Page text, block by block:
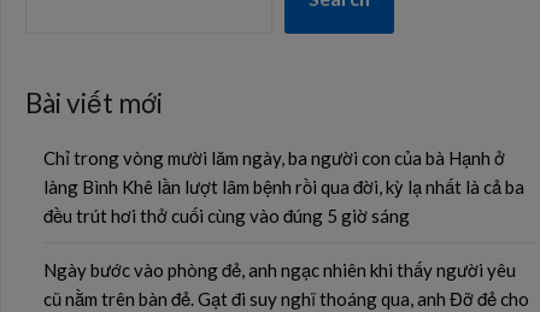
Bài viết mới
Chỉ trong vòng mười lăm ngày, ba người con của bà Hạnh ở
làng Bình Khê lần lượt lâm bệnh rồi qua đời, kỳ lạ nhất là cả ba
đều trút hơi thở cuối cùng vào đúng 5 giờ sáng
Ngày bước vào phòng đẻ, anh ngạc nhiên khi thấy người yêu
cũ nằm trên bàn đẻ. Gạt đi suy nghĩ thoáng qua, anh Đỡ đẻ cho